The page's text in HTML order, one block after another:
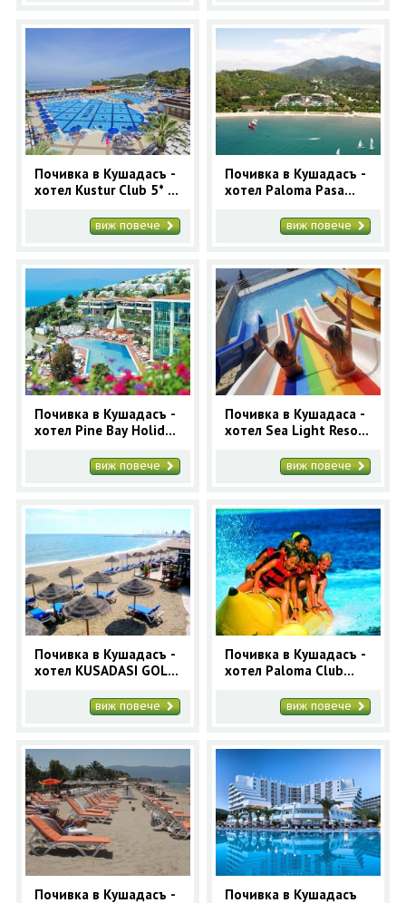
Почивка в Кушадасъ -
хотел Kustur Club 5* -
виж повече
Почивка в Кушадасъ -
хотел Paloma Pasa
записваниявиж повече
Почивка в Кушадасъ -
хотел Pine Bay Holiday
записваниявиж повече
Почивка в Кушадаса -
хотел Sea Light Resort
виж повече
Почивка в Кушадасъ -
хотел KUSADASI GOLF
записваниявиж повече
Почивка в Кушадасъ -
хотел Paloma Club
записвания 2025
виж повече
Почивка в Кушадасъ -
Почивка в Кушадасъ